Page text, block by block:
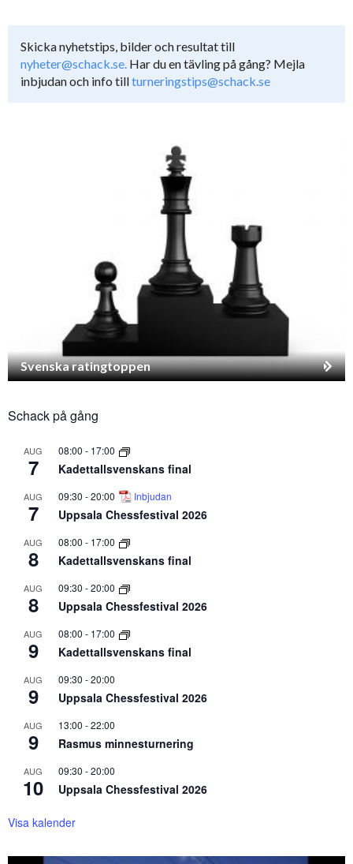
Skicka nyhetstips, bilder och resultat till
nyheter@schack.se. Har du en tävling på gång? Mejla
inbjudan och info tillturneringstips@schack.se
Svenska ratingtoppen
Schack på gång
AUG
7
08:00 - 17:00
Kadettallsvenskans final
AUG
7
09:30 -20:00 Inbjudan
Uppsala Chessfestival 2026
AUG
8
08:00 - 17:00
Kadettallsvenskans final
AUG
8
09:30 -20:00
Uppsala Chessfestival 2026
AUG
9
08:00 - 17:00
Kadettallsvenskans final
AUG
9
09:30 -20:00
Uppsala Chessfestival 2026
AUG
9
13:00 -22:00
Rasmus minnesturnering
AUG
10
09:30 -20:00
Uppsala Chessfestival 2026
Visa kalender